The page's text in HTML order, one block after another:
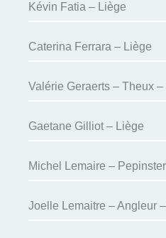
Kévin Fatia – Liège
Caterina Ferrara – Liège
Valérie Geraerts – Theux –
Gaetane Gilliot – Liège
Michel Lemaire – Pepinster
Joelle Lemaitre – Angleur